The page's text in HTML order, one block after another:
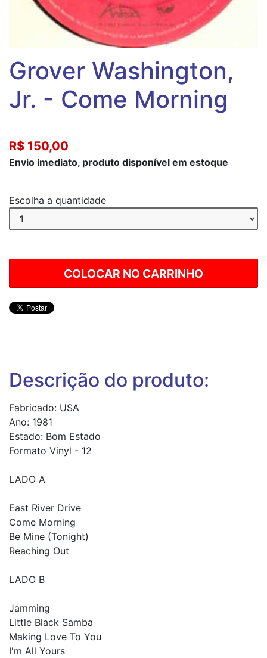
Grover Washington,
Jr. ‎- Come Morning
R$ 150,00
Envio imediato, produto disponível em estoque
Escolha a quantidade
Descrição do produto:
Fabricado: USA
Ano: 1981
Estado: Bom Estado
Formato Vinyl - 12
LADO A
East River Drive
Come Morning
Be Mine (Tonight)
Reaching Out
LADO B
Jamming
Little Black Samba
Making Love To You
I'm All Yours